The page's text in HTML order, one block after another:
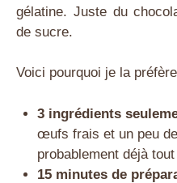
gélatine. Juste du
de sucre.
Voici pourquoi je la
3 ingrédients
œufs frais et un peu
probablement déjà
15 minutes de